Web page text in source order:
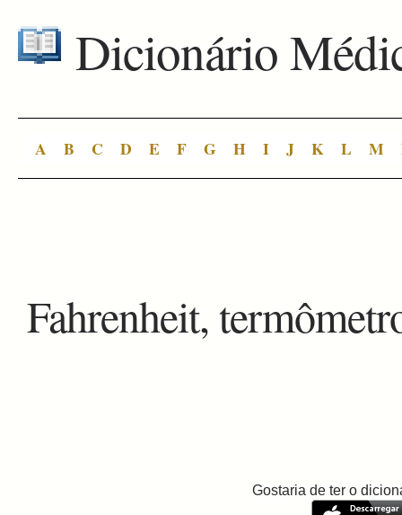
Dicionário
A B C D E F G H I J K L M
Fahrenheit,
Gostaria de ter o